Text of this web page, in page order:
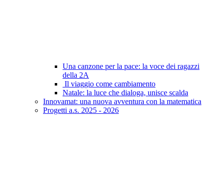
Una canzone per la pace: la voce dei ragazzi
della 2A
Il viaggio come cambiamento
Natale: la luce che dialoga, unisce scalda
Innovamat: una nuova avventura con la matematica
Progetti a.s. 2025 - 2026